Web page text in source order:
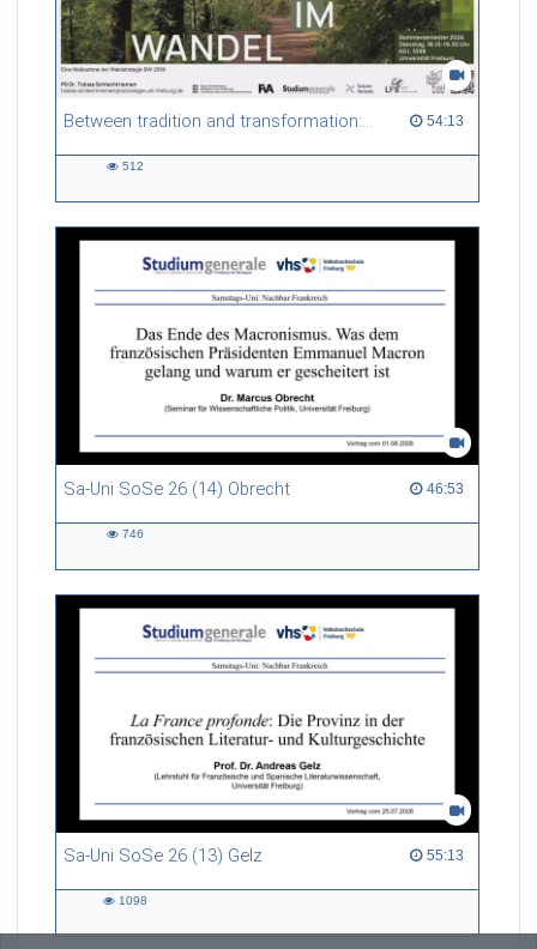
Between tradition and transformation: how owners, advisers and institutions co-create knowledge for resilient forests in Europe 54:13
54:13 duration
512
Sa-Uni SoSe 26 (14) Obrecht 46:53
46:53 duration
746
Sa-Uni SoSe 26 (13) Gelz 55:13
55:13 duration
1098